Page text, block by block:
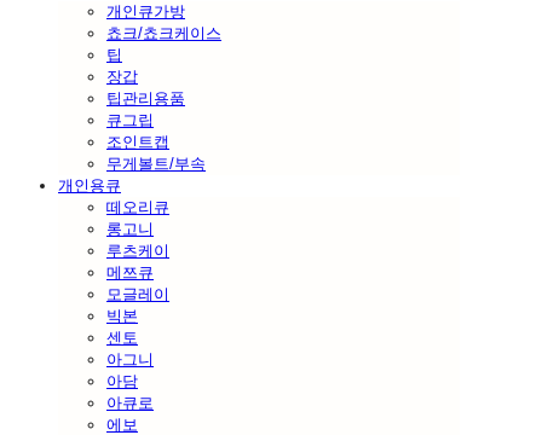
개인큐가방
쵸크/쵸크케이스
팁
장갑
팁관리용품
큐그립
조인트캡
무게볼트/부속
개인용큐
떼오리큐
롱고니
루츠케이
메쯔큐
모글레이
빅본
센토
아그니
아담
아큐로
에보